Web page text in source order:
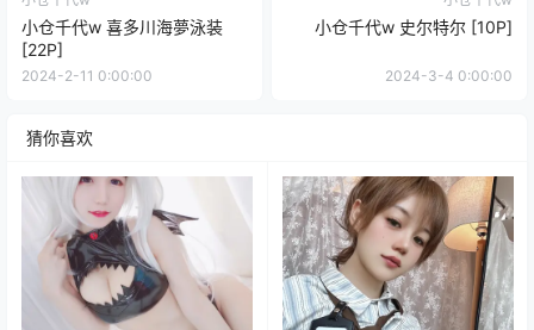
小仓千代w 喜多川海夢泳装
[22P]
2024-2-11 0:00:00
小仓千代w 史尔特尔 [10P]
2024-3-4 0:00:00
猜你喜欢